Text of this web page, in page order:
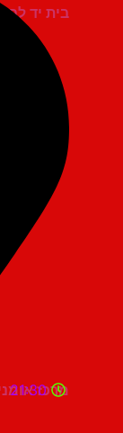
בית יד לבנים
מרכז אומניות
21:30